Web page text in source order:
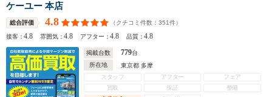
ケーユー 本店
総合評価 4.8 （クチコミ件数： 351件）
接客：4.8 雰囲気：4.8 アフター：4.8 品質：4.8
掲載台数 779台
所在地
東京都 多摩
スタッフ
アフター
フェア
買取
保証
整備